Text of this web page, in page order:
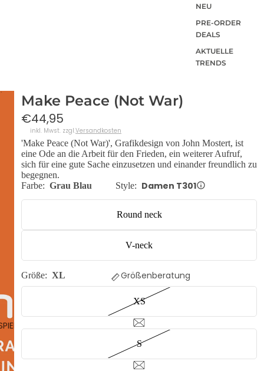
NEU
PRE-ORDER
DEALS
AKTUELLE
TRENDS
Make Peace (Not War)
€44,95
inkl. Mwst. zzgl.Versandkosten
'Make Peace (Not War)', Grafikdesign von John Mostert, ist
eine Ode an die Arbeit für den Frieden, ein weiterer Aufruf,
sich für eine gute Sache einzusetzen und einander freundlich zu
begegnen.
Farbe: Grau Blau Style: Damen T301
Round neck
V-neck
Größe: XL Größenberatung
XS
S